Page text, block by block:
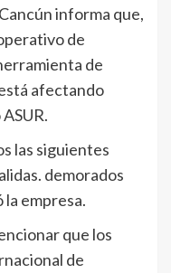
informa que,
de
de
afectando
las siguientes
demorados
la empresa.
que los
de